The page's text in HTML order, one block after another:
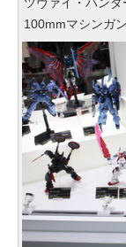
ツヴァイ・ハン
100mmマシンガ